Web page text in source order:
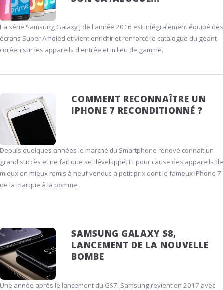
La série Samsung Galaxy J de l'année 2016 est intégralement équipé des
écrans Super Amoled et vient enrichir et renforcé le catalogue du géant
coréen sur les appareils d'entrée et milieu de gamme.
COMMENT RECONNAÎTRE UN
IPHONE 7 RECONDITIONNÉ ?
Depuis quelques années le marché du Smartphone rénové connait un
grand succès et ne fait que se développé. Et pour cause des appareils de
mieux en mieux remis à neuf vendus à petit prix dont le fameux iPhone 7
de la marque à la pomme.
SAMSUNG GALAXY S8,
LANCEMENT DE LA NOUVELLE
BOMBE
Une année après le lancement du GS7, Samsung revient en 2017 avec